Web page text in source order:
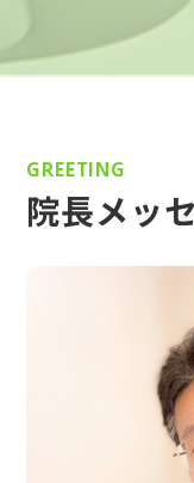
GREETING
院長メッ